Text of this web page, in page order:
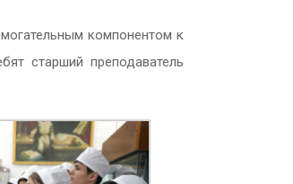
компонентом к
старший преподаватель